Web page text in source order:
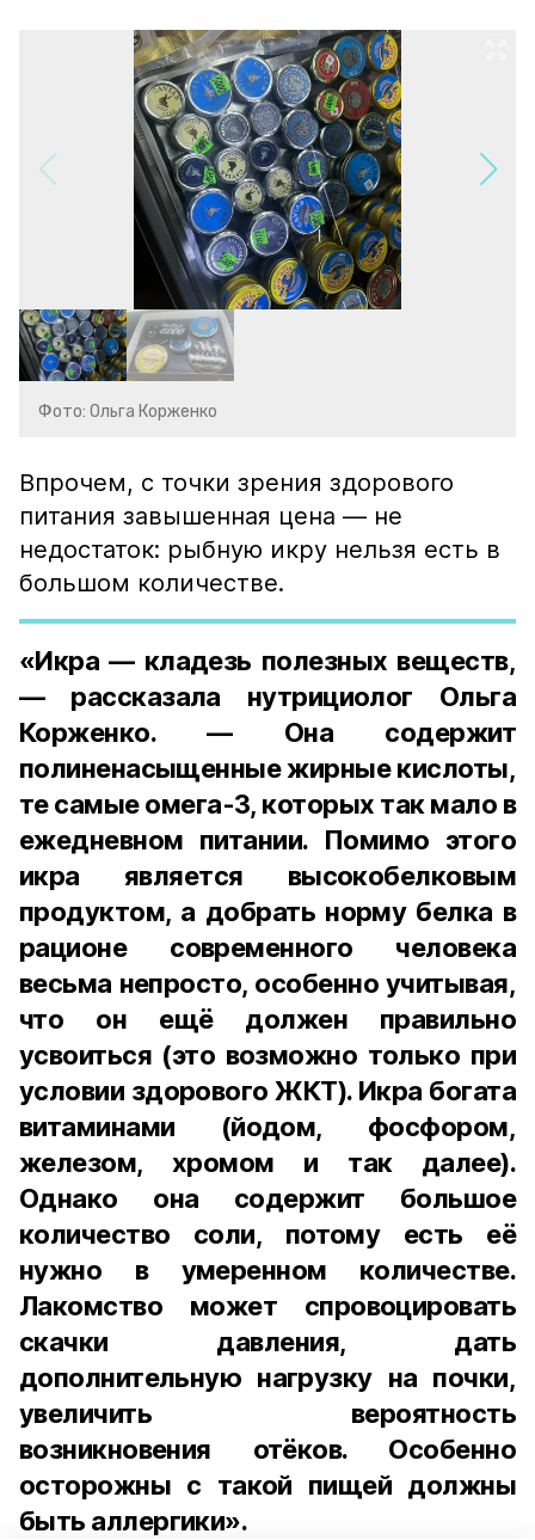
Фото: Ольга Корженко
Впрочем, с точки зрения здорового
питания завышенная цена — не
недостаток: рыбную икру нельзя есть в
большом количестве.
«Икра — кладезь полезных веществ,
— рассказала нутрициолог Ольга
Корженко. — Она содержит
полиненасыщенные жирные кислоты,
те самые омега-3, которых так мало в
ежедневном питании. Помимо этого
икра является высокобелковым
продуктом, а добрать норму белка в
рационе современного человека
весьма непросто, особенно учитывая,
что он ещё должен правильно
усвоиться (это возможно только при
условии здорового ЖКТ). Икра богата
витаминами (йодом, фосфором,
железом, хромом и так далее).
Однако она содержит большое
количество соли, потому есть её
нужно в умеренном количестве.
Лакомство может спровоцировать
скачки давления, дать
дополнительную нагрузку на почки,
увеличить вероятность
возникновения отёков. Особенно
осторожны с такой пищей должны
быть аллергики».